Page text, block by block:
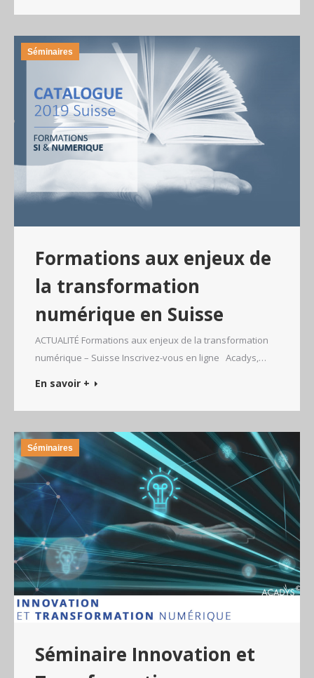
Séminaires
Formations aux enjeux de
la transformation
numérique en Suisse
ACTUALITÉ Formations aux enjeux de la transformation
numérique – Suisse Inscrivez-vous en ligne Acadys,…
En savoir +
Séminaires
Séminaire Innovation et